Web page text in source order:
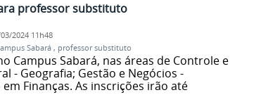
professor substituto
2024 11h48
Sabará , professor substituto
Campus Sabará, nas áreas de Controle e
- Geografia; Gestão e Negócios -
Finanças. As inscrições irão até